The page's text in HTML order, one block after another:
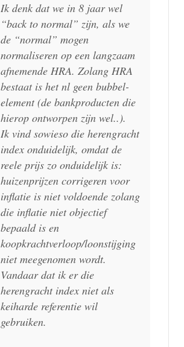
Ik denk dat we in 8 jaar wel
“back to normal” zijn, als we
de “normal” mogen
normaliseren op een langzaam
afnemende HRA. Zolang HRA
bestaat is het nl geen bubbel-
element (de bankproducten die
hierop ontworpen zijn wel..).
Ik vind sowieso die herengracht
index onduidelijk, omdat de
reele prijs zo onduidelijk is:
huizenprijzen corrigeren voor
inflatie is niet voldoende zolang
die inflatie niet objectief
bepaald is en
koopkrachtverloop/loonstijging
niet meegenomen wordt.
Vandaar dat ik er die
herengracht index niet als
keiharde referentie wil
gebruiken.